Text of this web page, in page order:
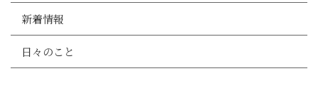
新着情報
日々のこと